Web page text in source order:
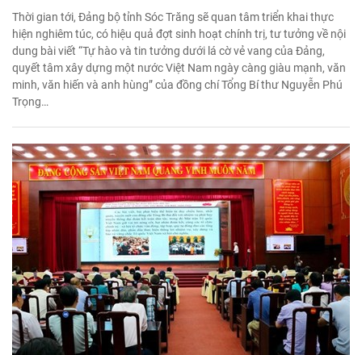
Thời gian tới, Đảng bộ tỉnh Sóc Trăng sẽ quan tâm triển khai thực
hiện nghiêm túc, có hiệu quả đợt sinh hoạt chính trị, tư tưởng về nội
dung bài viết “Tự hào và tin tưởng dưới lá cờ vẻ vang của Đảng,
quyết tâm xây dựng một nước Việt Nam ngày càng giàu mạnh, văn
minh, văn hiến và anh hùng” của đồng chí Tổng Bí thư Nguyễn Phú
Trọng…